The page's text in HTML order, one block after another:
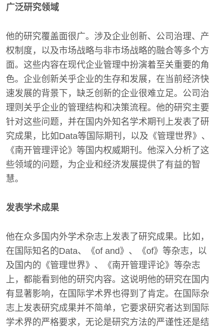
广泛研究领域
他的研究覆盖面很广。涉及企业创新、公司治理、产
权制度，以及市场战略与非市场战略的融合等多个方
面。这些内容在现代企业管理中扮演着至关重要的角
色。企业创新关乎企业的生存和发展，在当前经济快
速发展的背景下，缺乏创新的企业很难立足。公司治
理则关乎企业的管理结构和决策流程。他的研究主要
针对这些问题，并在国内外知名学术期刊上发表了研
究成果，比如Data等国际期刊，以及《管理世界》、
《南开管理评论》等国内权威期刊。他深入分析了这
些领域的问题，为企业和经济发展提供了有益的智
慧。
发表学术成果
他在众多国内外学术杂志上发表了研究成果。比如，
在国际知名的Data、《of and》、《of》等杂志，以
及国内的《管理世界》、《南开管理评论》等杂志
上，都能看到他的研究内容。这说明他的研究在国内
有显著影响，在国际学术界也得到了肯定。在国际杂
志上发表研究成果并不简单，它要求研究者达到国际
学术界的严格要求，无论是研究方法的严谨性还是结